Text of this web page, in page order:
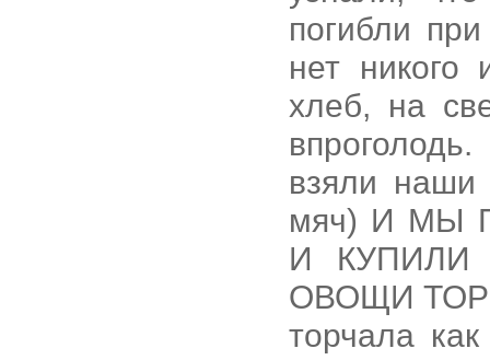
погибли
нет никого
хлеб, на
взяли
мяч) И МЫ
И КУПИЛИ
ОВОЩИ
торчала